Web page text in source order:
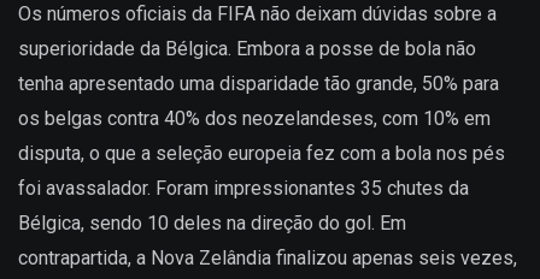
Os números oficiais da FIFA não deixam dúvidas sobre a
superioridade da Bélgica. Embora a posse de bola não
tenha apresentado uma disparidade tão grande, 50% para
os belgas contra 40% dos neozelandeses, com 10% em
disputa, o que a seleção europeia fez com a bola nos pés
foi avassalador. Foram impressionantes 35 chutes da
Bélgica, sendo 10 deles na direção do gol. Em
contrapartida, a Nova Zelândia finalizou apenas seis vezes,